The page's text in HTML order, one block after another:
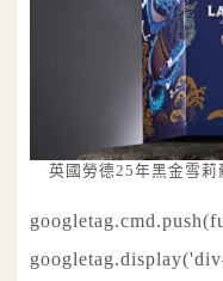
英國勞德25年黑金雪莉